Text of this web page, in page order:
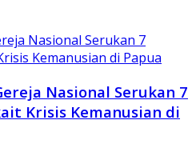
Nasional Serukan 7
Krisis Kemanusian di